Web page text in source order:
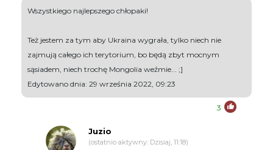
Wszystkiego najlepszego chłopaki!
Też jestem za tym aby Ukraina wygrała, tylko niech nie
zajmują całego ich terytorium, bo będą zbyt mocnym
sąsiadem, niech trochę Mongolia weźmie... ;]
Edytowano dnia: 29 września 2022, 09:23
3
Juzio
(ostatnio aktywny: Dzisiaj, 11:18)